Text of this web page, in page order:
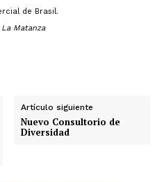
de Brasil.
Matanza
Artículo siguiente
Nuevo Consultorio de
Diversidad